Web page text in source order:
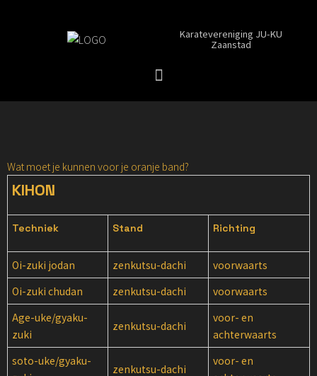
Karatevereniging JU-KU
Zaanstad
Wat moet je kunnen voor je oranje band?
KIHON
Techniek Stand Richting
Oi-zuki jodan zenkutsu-dachi
voorwaarts
Oi-zuki chudan
zenkutsu-dachi
voorwaarts
Age-uke/gyaku-
zuki
zenkutsu-dachi
voor- en
achterwaarts
soto-uke/gyaku-
zenkutsu-dachi
voor- en